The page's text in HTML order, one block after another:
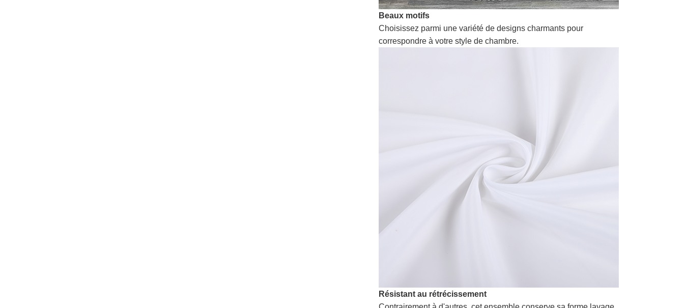
Beaux motifs
Choisissez parmi une variété de designs charmants pour
correspondre à votre style de chambre.
Résistant au rétrécissement